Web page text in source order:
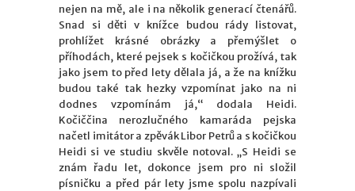
nejen na mě, ale i na několik generací čtenářů.
Snad si děti v knížce budou rády listovat,
prohlížet krásné obrázky a přemýšlet o
příhodách, které pejsek s kočičkou prožívá, tak
jako jsem to před lety dělala já, a že na knížku
budou také tak hezky vzpomínat jako na ni
dodnes vzpomínám já,“ dodala Heidi.
Kočiččina nerozlučného kamaráda pejska
načetl imitátor a zpěvák Libor Petrů a s kočičkou
Heidi si ve studiu skvěle notoval. „S Heidi se
znám řadu let, dokonce jsem pro ni složil
písničku a před pár lety jsme spolu nazpívali